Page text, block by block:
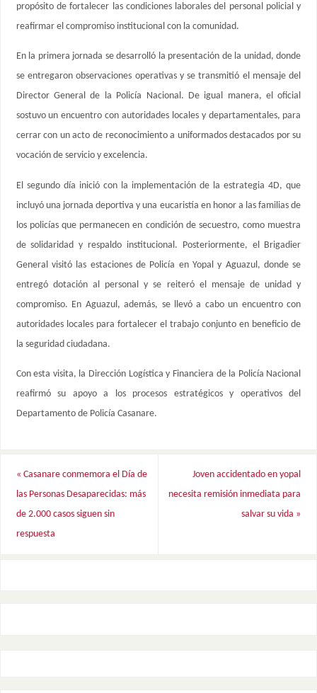
propósito de fortalecer las condiciones laborales del personal policial y
reafirmar el compromiso institucional con la comunidad.
En la primera jornada se desarrolló la presentación de la unidad, donde
se entregaron observaciones operativas y se transmitió el mensaje del
Director General de la Policía Nacional. De igual manera, el oficial
sostuvo un encuentro con autoridades locales y departamentales, para
cerrar con un acto de reconocimiento a uniformados destacados por su
vocación de servicio y excelencia.
El segundo día inició con la implementación de la estrategia 4D, que
incluyó una jornada deportiva y una eucaristía en honor a las familias de
los policías que permanecen en condición de secuestro, como muestra
de solidaridad y respaldo institucional. Posteriormente, el Brigadier
General visitó las estaciones de Policía en Yopal y Aguazul, donde se
entregó dotación al personal y se reiteró el mensaje de unidad y
compromiso. En Aguazul, además, se llevó a cabo un encuentro con
autoridades locales para fortalecer el trabajo conjunto en beneficio de
la seguridad ciudadana.
Con esta visita, la Dirección Logística y Financiera de la Policía Nacional
reafirmó su apoyo a los procesos estratégicos y operativos del
Departamento de Policía Casanare.
« Casanare conmemora el Día de
las Personas Desaparecidas: más
de 2.000 casos siguen sin
respuesta
Joven accidentado en yopal
necesita remisión inmediata para
salvar su vida »